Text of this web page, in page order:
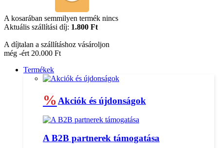
A kosarában semmilyen termék nincs
Aktuális szállítási díj: 1.800 Ft
A díjtalan a szállításhoz vásároljon
még -ért 20.000 Ft
Termékek
% Akciók és újdonságok
A B2B partnerek támogatása